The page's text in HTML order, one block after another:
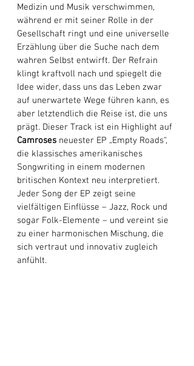
Medizin und Musik verschwimmen,
während er mit seiner Rolle in der
Gesellschaft ringt und eine universelle
Erzählung über die Suche nach dem
wahren Selbst entwirft. Der Refrain
klingt kraftvoll nach und spiegelt die
Idee wider, dass uns das Leben zwar
auf unerwartete Wege führen kann, es
aber letztendlich die Reise ist, die uns
prägt. Dieser Track ist ein Highlight auf
Camroses neuester EP „Empty Roads“,
die klassisches amerikanisches
Songwriting in einem modernen
britischen Kontext neu interpretiert.
Jeder Song der EP zeigt seine
vielfältigen Einflüsse – Jazz, Rock und
sogar Folk-Elemente – und vereint sie
zu einer harmonischen Mischung, die
sich vertraut und innovativ zugleich
anfühlt.